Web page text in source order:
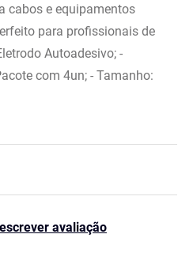
cabos e equipamentos
para profissionais de
Autoadesivo; -
com 4un; - Tamanho:
avaliação